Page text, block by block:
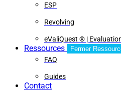
ESP
Revolving
eValiQuest ® |
Ressources Fermer
FAQ
Guides
Contact